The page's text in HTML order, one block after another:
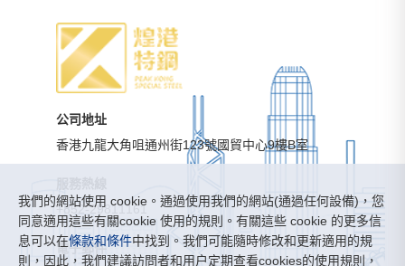
公司地址
香港九龍大角咀通州街123號國貿中心9樓B室
+852-29811161
電子郵件
我們的網站使用 cookie。通過使用我們的網站(通過任何設備)，您
同意適用這些有關cookie 使用的規則。有關這些 cookie 的更多信
息可以在條款和條件中找到。我們可能隨時修改和更新適用的規
則，因此，我們建議訪問者和用户定期查看cookies的使用規則，